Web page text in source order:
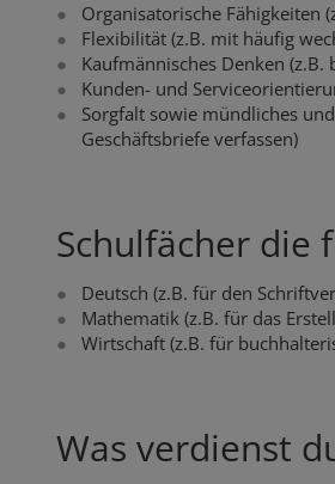
Organisatorische Fähigkeiten
Flexibilität (z.B. mit häufig
Kaufmännisches Denken
Kunden- und
Sorgfalt sowie mündliches
Geschäftsbriefe verfassen)
Schulfächer die
Deutsch (z.B. für den
Mathematik (z.B. für das
Wirtschaft (z.B. für
Was verdienst